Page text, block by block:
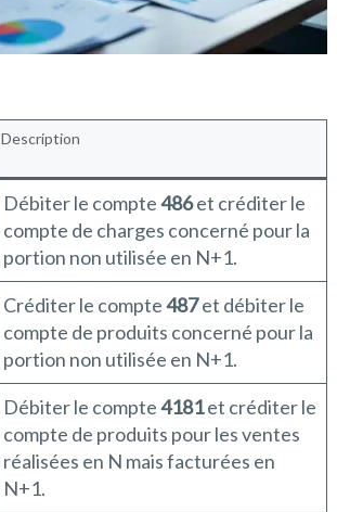
Description
Débiter le compte486et créditer le
compte de charges concerné pour la
portion non utilisée en N+1.
Créditer le compte487et débiter le
compte de produits concerné pour la
portion non utilisée en N+1.
Débiter le compte4181et créditer le
compte de produits pour les ventes
réalisées en N mais facturées en
N+1.